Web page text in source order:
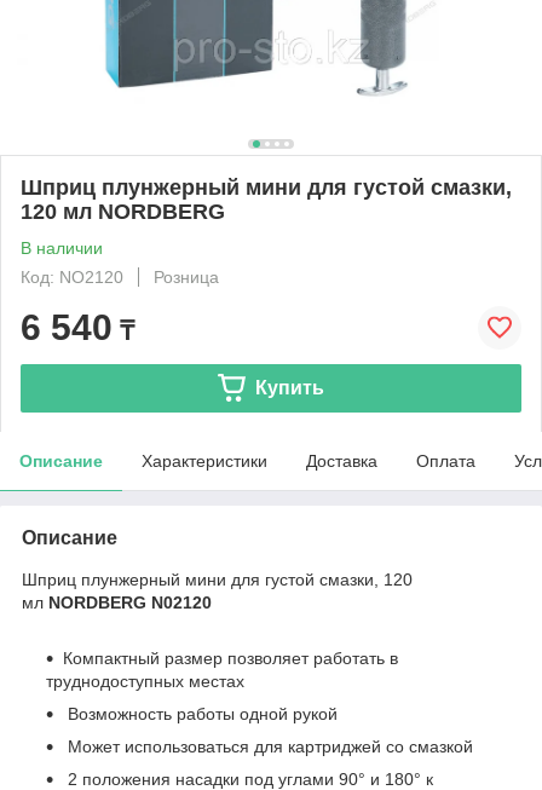
Шприц плунжерный мини для густой смазки,
120 мл NORDBERG
В наличии
Код: NO2120
Розница
6 540 ₸
Купить
Описание Характеристики Доставка Оплата
Описание
Шприц плунжерный мини для густой смазки, 120
мл NORDBERG N02120
Компактный размер позволяет работать в
труднодоступных местах
Возможность работы одной рукой
Может использоваться для картриджей со смазкой
2 положения наcадки под углами 90° и 180° к